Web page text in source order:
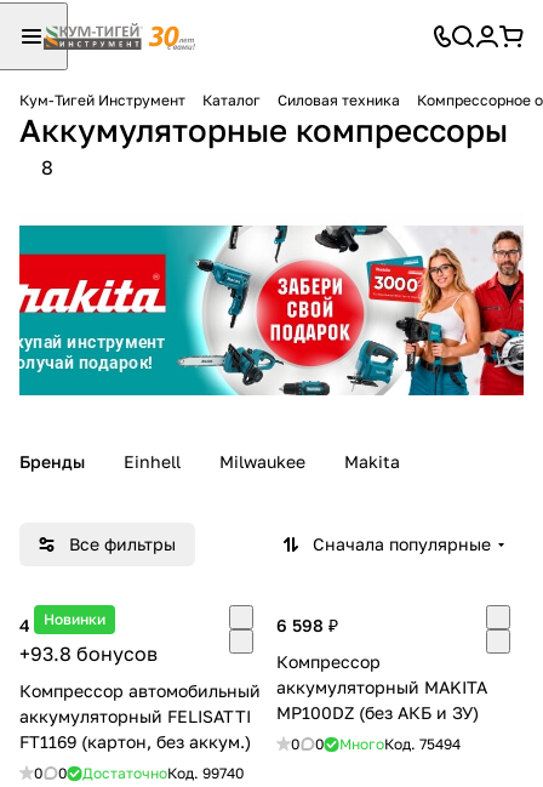
Кум-Тигей Инструмент Каталог Силовая техника Компрессорное
Аккумуляторные компрессоры
8
Бренды Einhell Milwaukee Makita
Все фильтры Сначала популярные
Новинки
4 690 ₽
+93.8 бонусов
Компрессор автомобильный
аккумуляторный FELISATTI
FT1169 (картон, без аккум.)
0 0 ДостаточноКод. 99740
6 598 ₽
Компрессор
аккумуляторный MAKITA
MP100DZ (без АКБ и ЗУ)
0 0 МногоКод. 75494
Для клиентов всех банков
оплатуна части
без переплат
График платежей
25%
в корзину
Оплачивайте сегодня только
25% картой любого банка